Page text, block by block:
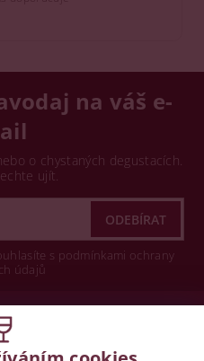
na váš e-
o chystaných degustacích.
ujít.
s podmínkami ochrany
údajů